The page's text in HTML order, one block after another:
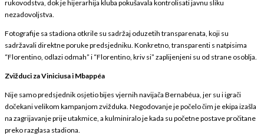
rukovodstva, dok je hijerarhija kluba pokušavala kontrolisati javnu sliku
nezadovoljstva.
Fotografije sa stadiona otkrile su sadržaj oduzetih transparenata, koji su
sadržavali direktne poruke predsjedniku. Konkretno, transparenti s natpisima
“Florentino, odlazi odmah” i “Florentino, kriv si” zaplijenjeni su od strane osoblja.
Zvižduci za Viniciusa i Mbappéa
Nije samo predsjednik osjetio bijes vjernih navijača Bernabéua, jer su i igrači
dočekani velikom kampanjom zvižduka. Negodovanje je počelo čim je ekipa izašla
na zagrijavanje prije utakmice, a kulminiralo je kada su početne postave pročitane
preko razglasa stadiona.